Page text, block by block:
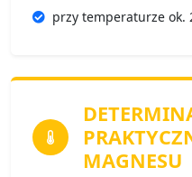
przy temperaturze ok.
MAGNESU